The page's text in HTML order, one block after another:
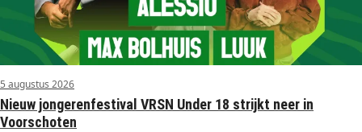
5 augustus 2026
Nieuw jongerenfestival VRSN Under 18 strijkt neer in
Voorschoten